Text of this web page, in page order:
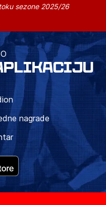
sezone 2025/26
nagrade